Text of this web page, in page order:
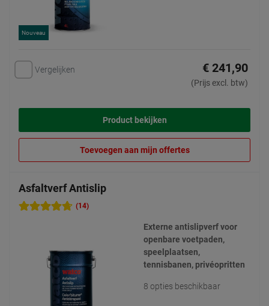
Nouveau
Vergelijken € 241,90
(Prijs excl. btw)
Product bekijken
Toevoegen aan mijn offertes
Asfaltverf Antislip
(14)
Externe antislipverf voor
openbare voetpaden,
speelplaatsen,
tennisbanen, privéopritten
8 opties beschikbaar